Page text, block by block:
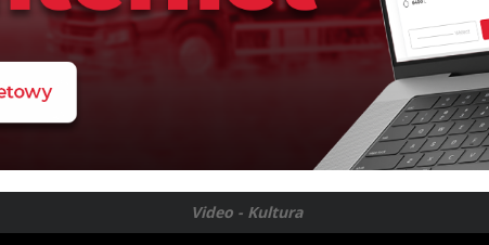
Video - Kultura